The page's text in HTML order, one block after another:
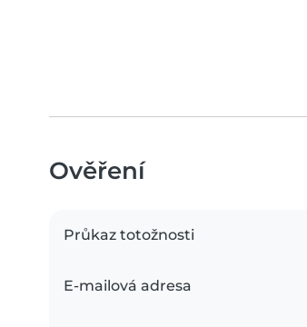
Ověření
Průkaz totožnosti
E-mailová adresa